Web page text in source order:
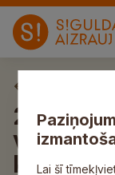
21.
Lai šī